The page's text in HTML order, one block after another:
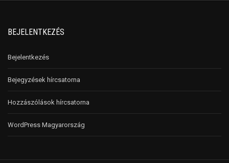
BEJELENTKEZÉS
Bejelentkezés
Bejegyzések hírcsatorna
Hozzászólások hírcsatorna
WordPress Magyarország